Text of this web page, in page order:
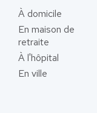
À domicile
En maison de
retraite
À l'hôpital
En ville